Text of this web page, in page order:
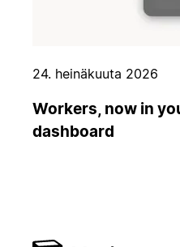
24. heinäkuuta 2026
Workers, now in
dashboard